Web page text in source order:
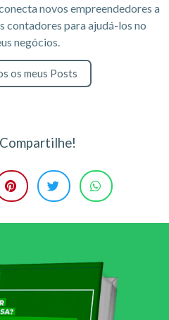
novos empreendedores a
contadores para ajudá-los no
negócios.
os meus Posts